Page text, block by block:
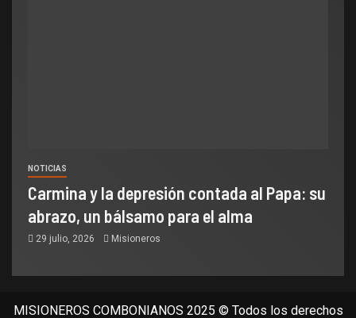
NOTICIAS
Carmina y la depresión contada al Papa: su
abrazo, un bálsamo para el alma
29 julio, 2026 Misioneros
MISIONEROS COMBONIANOS 2025 © Todos los derechos